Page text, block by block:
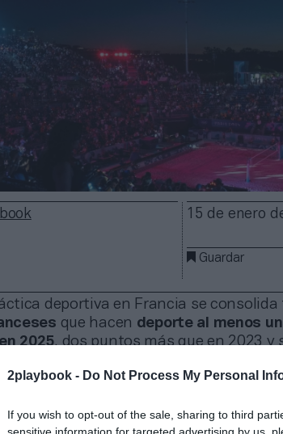
2playbook - Do Not Process My Personal
If you wish to opt-out of the sale, sharing to third
sensitive information for targeted advertising by us,
15 de enero
Guardar
deportiva en Francia se
que hacen deporte al menos
2025, dos puntos más que en 2023
barómetro, realizado a 4.010 personas
tres personas realiza tres disciplinas